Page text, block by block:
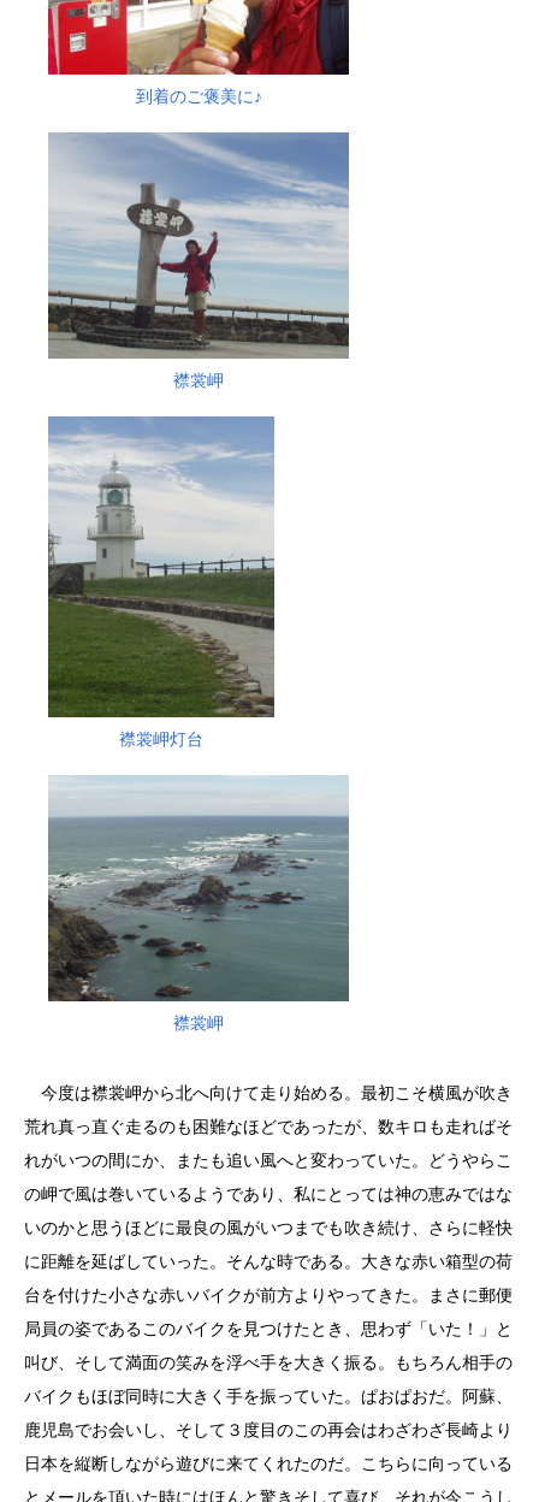
到着のご褒美に♪
襟裳岬
襟裳岬灯台
襟裳岬
今度は襟裳岬から北へ向けて走り始める。最初こそ横風が吹き
荒れ真っ直ぐ走るのも困難なほどであったが、数キロも走ればそ
れがいつの間にか、またも追い風へと変わっていた。どうやらこ
の岬で風は巻いているようであり、私にとっては神の恵みではな
いのかと思うほどに最良の風がいつまでも吹き続け、さらに軽快
に距離を延ばしていった。そんな時である。大きな赤い箱型の荷
台を付けた小さな赤いバイクが前方よりやってきた。まさに郵便
局員の姿であるこのバイクを見つけたとき、思わず「いた！」と
叫び、そして満面の笑みを浮べ手を大きく振る。もちろん相手の
バイクもほぼ同時に大きく手を振っていた。ぱおぱおだ。阿蘇、
鹿児島でお会いし、そして３度目のこの再会はわざわざ長崎より
日本を縦断しながら遊びに来てくれたのだ。こちらに向っている
とメールを頂いた時にはほんと驚きそして喜び、それが今こうし